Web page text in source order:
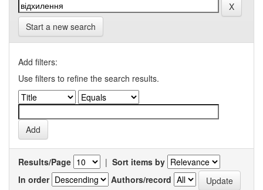
Start a new search
Add filters:
Use filters to refine the search results.
Results/Page | Sort items by
In order
Authors/record